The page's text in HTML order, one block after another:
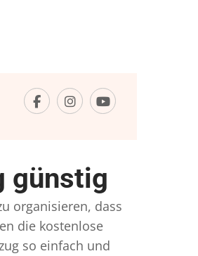
günstig
organisieren, dass
die kostenlose
so einfach und